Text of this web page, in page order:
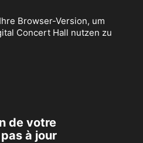
Browser-Version, um
Concert Hall nutzen zu
de votre
à jour